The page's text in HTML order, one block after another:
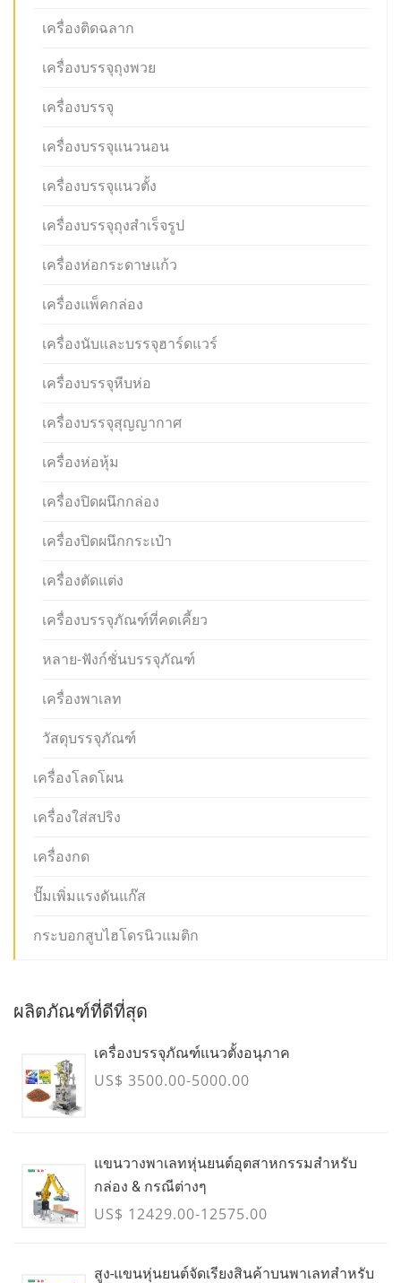
เครื่องติดฉลาก
เครื่องบรรจุถุงพวย
เครื่องบรรจุ
เครื่องบรรจุแนวนอน
เครื่องบรรจุแนวตั้ง
เครื่องบรรจุถุงสำเร็จรูป
เครื่องห่อกระดาษแก้ว
เครื่องแพ็คกล่อง
เครื่องนับและบรรจุฮาร์ดแวร์
เครื่องบรรจุหีบห่อ
เครื่องบรรจุสุญญากาศ
เครื่องห่อหุ้ม
เครื่องปิดผนึกกล่อง
เครื่องปิดผนึกกระเป๋า
เครื่องตัดแต่ง
เครื่องบรรจุภัณฑ์ที่คดเคี้ยว
หลาย-ฟังก์ชั่นบรรจุภัณฑ์
เครื่องพาเลท
วัสดุบรรจุภัณฑ์
เครื่องโลดโผน
เครื่องใส่สปริง
เครื่องกด
ปั๊มเพิ่มแรงดันแก๊ส
กระบอกสูบไฮโดรนิวแมติก
ผลิตภัณฑ์ที่ดีที่สุด
เครื่องบรรจุภัณฑ์แนวตั้งอนุภาค
US$ 3500.00-5000.00
แขนวางพาเลทหุ่นยนต์อุตสาหกรรมสำหรับ
กล่อง & กรณีต่างๆ
US$ 12429.00-12575.00
สูง-แขนหุ่นยนต์จัดเรียงสินค้าบนพาเลทสำหรับ